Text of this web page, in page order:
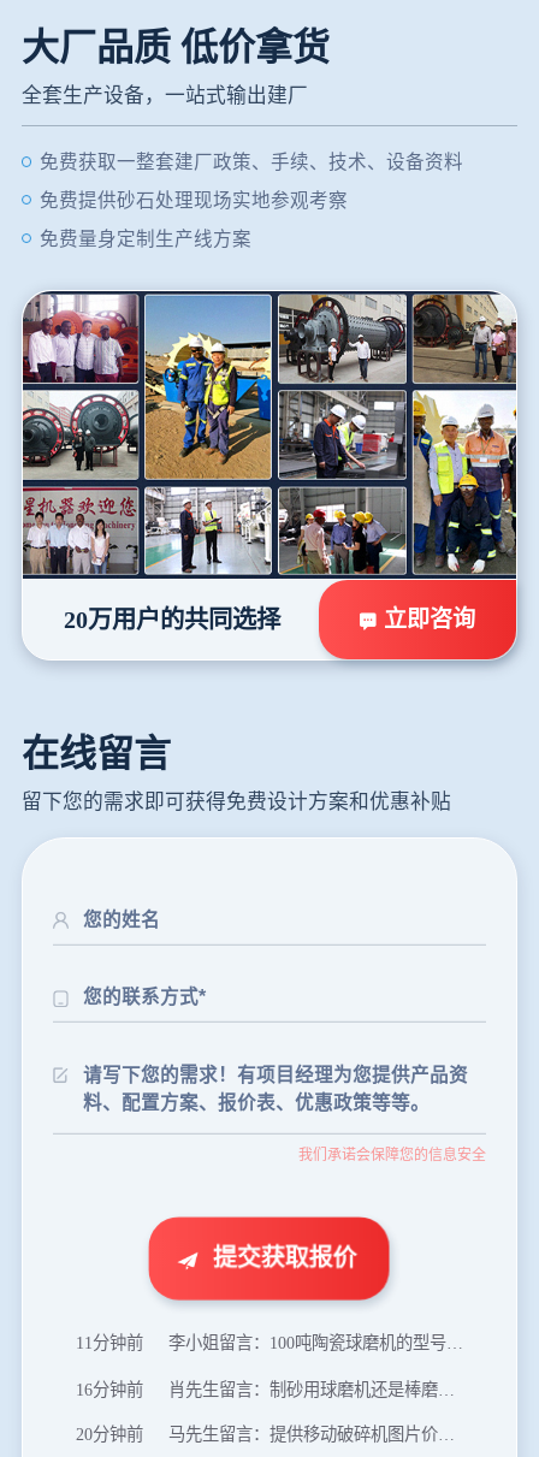
大厂品质 低价拿货
全套生产设备，一站式输出建厂
免费获取一整套建厂政策、手续、技术、设备资料
免费提供砂石处理现场实地参观考察
免费量身定制生产线方案
20万用户的共同选择 立即咨询
在线留言
留下您的需求即可获得免费设计方案和优惠补贴
我们承诺会保障您的信息安全
提交获取报价
24分钟前 朱先生留言：制砂机3000吨一套多少钱？
35分钟前 张先生留言：碎石机有几种型号？碎石机械设备一套价格？
46分钟前 武先生留言：年产100万吨机制砂，用什么设备？
谢先生留言：球磨机多少钱一台？提供型号和参数。
陈先生留言：每小时100吨建筑垃圾粉碎机？推荐用什么型号？
杨先生留言：69鄂破每小时产量多少？参数和工作视频。
11分钟前 李小姐留言：100吨陶瓷球磨机的型号和参数？
16分钟前 肖先生留言：制砂用球磨机还是棒磨机？每小时100吨价格。
20分钟前 马先生留言：提供移动破碎机图片价格表。